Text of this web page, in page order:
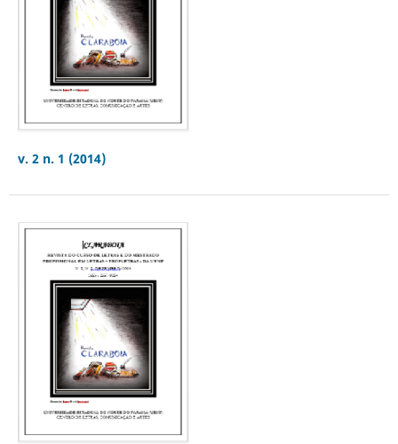
v. 2 n. 1 (2014)